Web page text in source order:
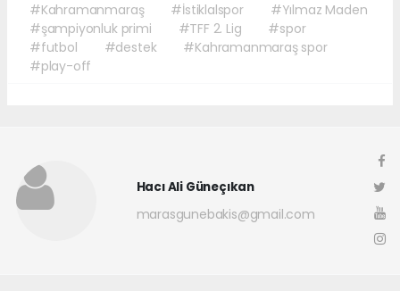
#Kahramanmaraş #İstiklalspor
#Yılmaz Maden
#şampiyonluk primi
#TFF 2. Lig
#spor
#futbol
#destek
#Kahramanmaraş spor
#play-off
Hacı Ali Güneçıkan
marasgunebakis@gmail.com